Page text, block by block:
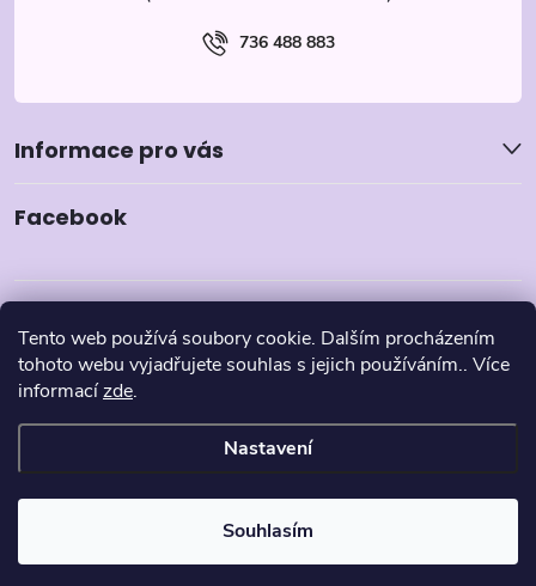
Tento web používá soubory cookie. Dalším procházením
tohoto webu vyjadřujete souhlas s jejich používáním.. Více
informacízde.
Nastavení
Souhlasím
736 488 883
Informace pro vás
Facebook
Copyright 2026Pyzamka.cz. Všechna práva vyhrazena.